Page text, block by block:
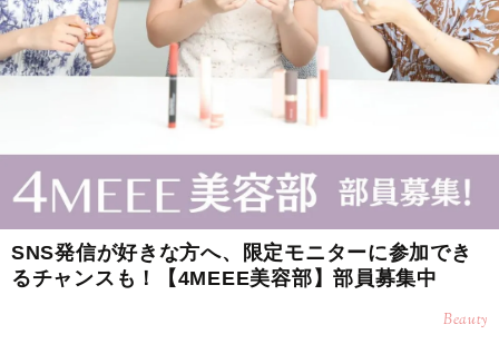
SNS発信が好きな方へ、限定モニターに参加でき
るチャンスも！【4MEEE美容部】部員募集中
Beauty